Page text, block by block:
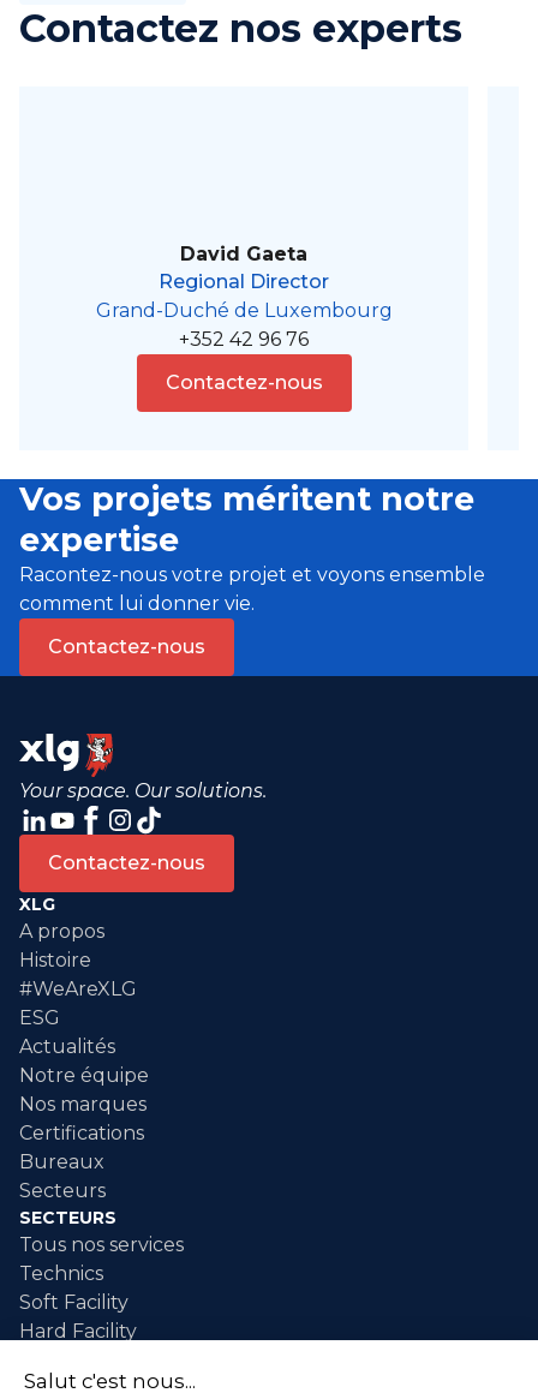
Contactez nos experts
David Gaeta
Regional Director
Grand-Duché de Luxembourg
+352 42 96 76
Contactez-nous
Vos projets méritent notre
expertise
Racontez-nous votre projet et voyons ensemble
comment lui donner vie.
Contactez-nous
Your space. Our solutions.
Contactez-nous
XLG
A propos
Histoire
#WeAreXLG
ESG
Actualités
Notre équipe
Nos marques
Certifications
Bureaux
Secteurs
SECTEURS
Tous nos services
Technics
Soft Facility
Hard Facility
Maintenance industrielle